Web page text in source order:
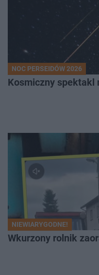
NOC PERSEIDÓW 2026
Kosmiczny spektakl
NIEWIARYGODNE!
Wkurzony rolnik